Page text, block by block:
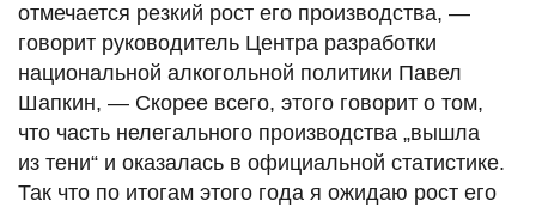
отмечается резкий рост его производства, —
говорит руководитель Центра разработки
национальной алкогольной политики Павел
Шапкин, — Скорее всего, этого говорит о том,
что часть нелегального производства „вышла
из тени“ и оказалась в официальной статистике.
Так что по итогам этого года я ожидаю рост его